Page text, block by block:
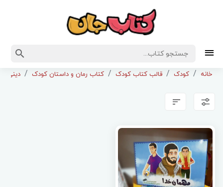
خانه کودک قالب کتاب کودک کتاب رمان و داستان کودک دینی